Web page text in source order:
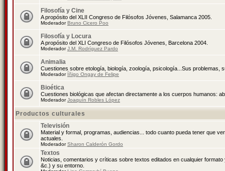
Filosofía y Cine
A propósito del XLII Congreso de Filósofos Jóvenes, Salamanca 2005.
ModeradorBruno Cicero Poo
Filosofía y Locura
A propósito del XLI Congreso de Filósofos Jóvenes, Barcelona 2004.
ModeradorJ.M. Rodríguez Pardo
Animalia
Cuestiones sobre etología, biología, zoología, psicología...Sus problemas,
Moderador Íñigo Ongay de Felipe
Bioética
Cuestiones biológicas que afectan directamente a los cuerpos humanos:
ModeradorJoaquín Robles López
Productos culturales
Televisión
Material y formal, programas, audiencias... todo cuanto pueda tener que
actuales.
ModeradorSharon Calderón Gordo
Textos
Noticias, comentarios y críticas sobre textos editados en cualquier
&c.) y su entorno.